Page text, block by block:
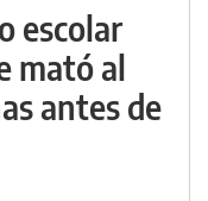
escolar
mató al
antes de